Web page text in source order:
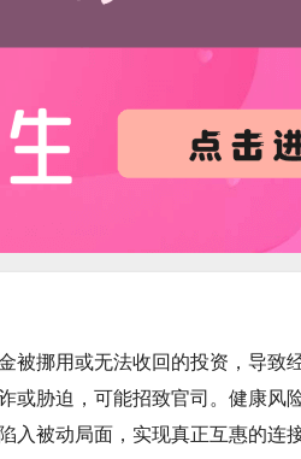
挪用或无法收回的投资，导致
胁迫，可能招致官司。健康风
被动局面，实现真正互惠的连接